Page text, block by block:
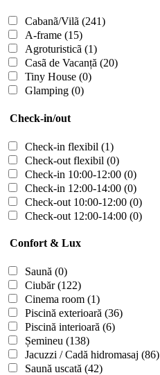
Cabanã/Vilã (241)
A-frame (15)
Agroturisticã (1)
Casã de Vacanță (20)
Tiny House (0)
Glamping (0)
Check-in/out
Check-in flexibil (1)
Check-out flexibil (0)
Check-in 10:00-12:00 (0)
Check-in 12:00-14:00 (0)
Check-out 10:00-12:00 (0)
Check-out 12:00-14:00 (0)
Confort & Lux
Saună (0)
Ciubăr(122)
Cinema room (1)
Piscină exterioară (36)
Piscină interioară (6)
Șemineu (138)
Jacuzzi / Cadă hidromasaj (86)
Saună uscată (42)